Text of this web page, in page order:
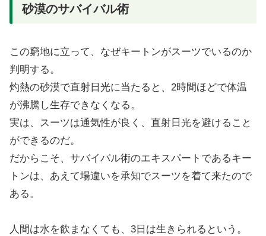
砂漠のサバイバル術
この窮地に立って、なぜキートンがスーツでいるのか
判明する。
灼熱の砂漠で直射日光に当たると、2時間ほどで体温
が沸騰し生存できなくなる。
実は、スーツは通気性が良く、直射日光を避けること
ができるのだ。
だからこそ、サバイバル術のエキスパートであるキー
トンは、あえて場違いを承知でスーツを着て来たので
ある。
人間は水を飲まなくても、3日は生きられるという。